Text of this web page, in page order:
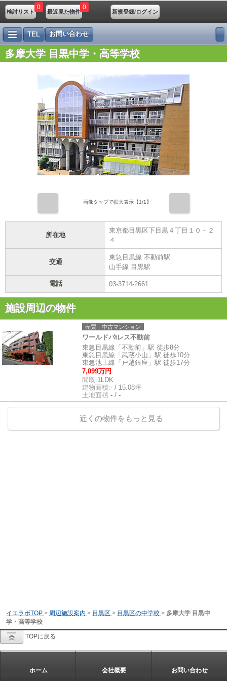
検討リスト
0
最近見た物件
0
新規登録/ログイン
TEL お問い合わせ
多摩大学 目黒中学・高等学校
画像タップで拡大表示【1/1】
所在地
東京都目黒区下目黒４丁目１０－２
４
交通
東急目黒線 不動前駅
山手線 目黒駅
電話 03-3714-2661
施設周辺の物件
売買｜中古マンション
ワールドパtレス不動前
東急目黒線「不動前」駅 徒歩8分
東急目黒線「武蔵小山」駅 徒歩10分
東急池上線「戸越銀座」駅 徒歩17分
7,099万円
間取:1LDK
建物面積:- / 15.08坪
土地面積:- / -
近くの物件をもっと見る
イエラボTOP > 周辺施設案内 > 目黒区 > 目黒区の中学校 > 多摩大学 目黒中
学・高等学校
TOPに戻る
ホーム 会社概要 お問い合わせ